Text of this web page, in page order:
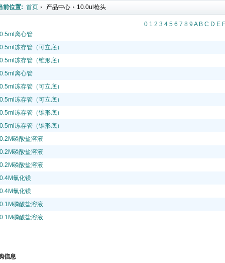
前位置: 首页 产品中心 10.0ul枪头
0 1 2 3 4 5 6 7 8 9 A B C D E F
0.5ml离心管
0.5ml冻存管（可立底）
0.5ml冻存管（锥形底）
0.5ml离心管
0.5ml冻存管（可立底）
0.5ml冻存管（可立底）
0.5ml冻存管（锥形底）
0.5ml冻存管（锥形底）
0.2M磷酸盐溶液
0.2M磷酸盐溶液
0.2M磷酸盐溶液
0.4M氯化镁
0.4M氯化镁
0.1M磷酸盐溶液
0.1M磷酸盐溶液
信息